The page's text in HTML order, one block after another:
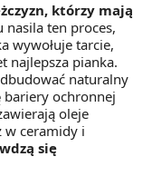
którzy mają
nasila ten proces,
wywołuje tarcie,
najlepsza pianka.
naturalny
bariery ochronnej
oleje
w ceramidy i
się